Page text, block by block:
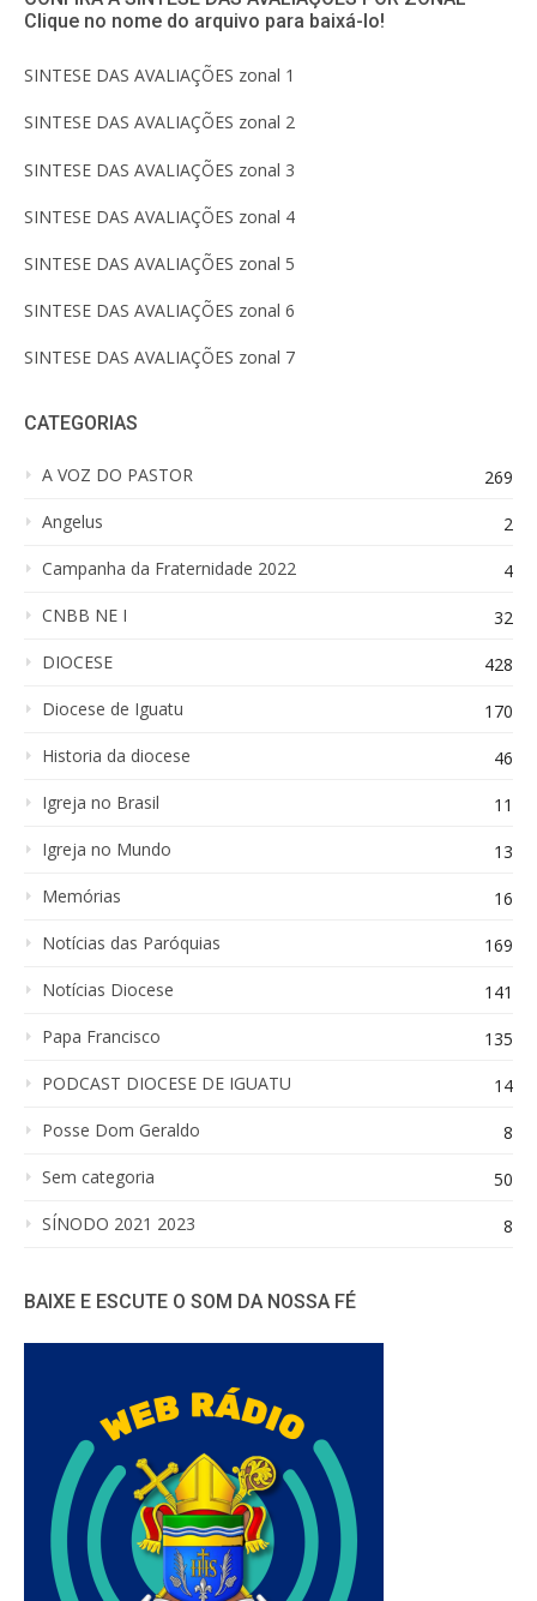
Clique no nome do arquivo para baixá-lo!
SINTESE DAS AVALIAÇÕES zonal 1
SINTESE DAS AVALIAÇÕES zonal 2
SINTESE DAS AVALIAÇÕES zonal 3
SINTESE DAS AVALIAÇÕES zonal 4
SINTESE DAS AVALIAÇÕES zonal 5
SINTESE DAS AVALIAÇÕES zonal 6
SINTESE DAS AVALIAÇÕES zonal 7
CATEGORIAS
A VOZ DO PASTOR
269
Angelus
2
Campanha da Fraternidade 2022
4
CNBB NE I
32
DIOCESE
428
Diocese de Iguatu
170
Historia da diocese
46
Igreja no Brasil
11
Igreja no Mundo
13
Memórias
16
Notícias das Paróquias
169
Notícias Diocese
141
Papa Francisco
135
PODCAST DIOCESE DE IGUATU
14
Posse Dom Geraldo
8
Sem categoria
50
SÍNODO 2021 2023
8
BAIXE E ESCUTE O SOM DA NOSSA FÉ